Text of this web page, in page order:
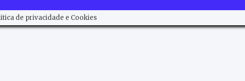
de privacidade e Cookies